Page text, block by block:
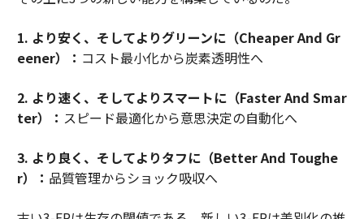
1. より安く、そしてよりグリーンに（Cheaper And Gr
eener）： コスト最小化から炭素透明性へ
2. より速く、そしてよりスマートに（Faster And Smar
ter）： スピード最適化から意思決定の自動化へ
3. より良く、そしてよりタフに（Better And Toughe
r）： 品質管理からショック吸収へ